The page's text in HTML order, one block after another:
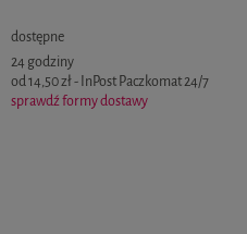
dostępne
24 godziny
od 14,50 zł- InPost Paczkomat 24/7
sprawdź formy dostawy